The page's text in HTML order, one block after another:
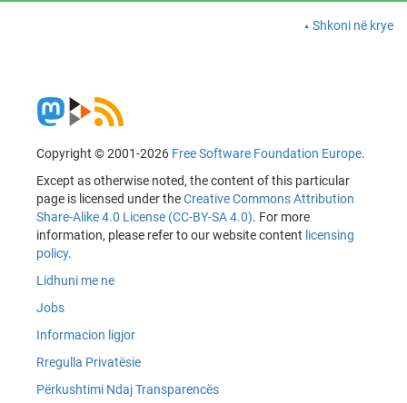
Shkoni në krye
Copyright © 2001-2026 Free Software Foundation Europe.
Except as otherwise noted, the content of this particular
page is licensed under theCreative Commons Attribution
Share-Alike 4.0 License (CC-BY-SA 4.0). For more
information, please refer to our website content licensing
policy.
Lidhuni me ne
Jobs
Informacion ligjor
Rregulla Privatësie
Përkushtimi Ndaj Transparencës